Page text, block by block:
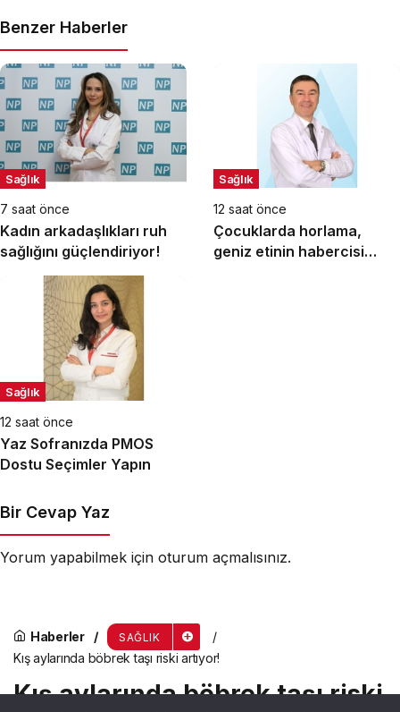
Benzer Haberler
Sağlık
7 saat önce
Kadın arkadaşlıkları ruh
sağlığını güçlendiriyor!
Sağlık
12 saat önce
Çocuklarda horlama,
geniz etinin habercisi
Sağlık
12 saat önce
Yaz Sofranızda PMOS
Dostu Seçimler Yapın
Bir Cevap Yaz
Yorum yapabilmek için oturum açmalısınız.
Haberler SAĞLIK
Kış aylarında böbrek taşı riski artıyor!
Kış aylarında böbrek taşı riski